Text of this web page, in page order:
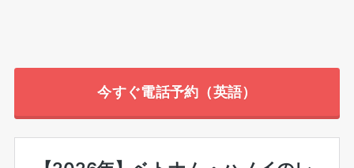
今すぐ電話予約（英語）